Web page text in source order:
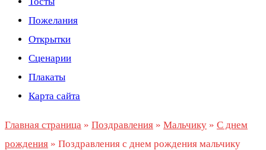
Пожелания
Открытки
Сценарии
Плакаты
Карта сайта
Главная страница » Поздравления » Мальчику » С днем
рождения » Поздравления с днем рождения мальчику